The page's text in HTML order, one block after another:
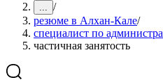
... /
резюме в Алхан-Кале/
специалист по
частичная занятость